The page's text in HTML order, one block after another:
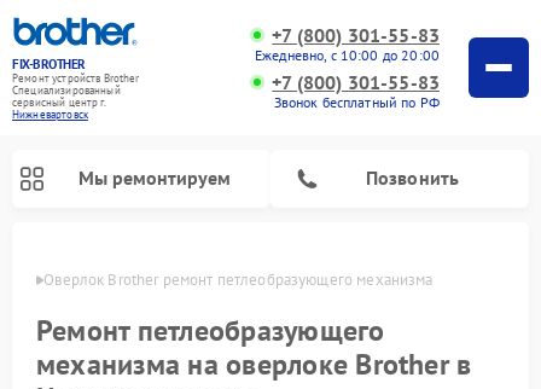
FIX-BROTHER
Ремонт устройств Brother
Специализированный
cервисный центр г.
Нижневартовск
+7 (800) 301-55-83
Ежедневно, с 10:00 до 20:00
+7 (800) 301-55-83
Звонок бесплатный по РФ
Мы ремонтируем Позвонить
Оверлок Brother ремонт петлеобразующего механизма
Ремонт петлеобразующего
механизма на оверлоке Brother в